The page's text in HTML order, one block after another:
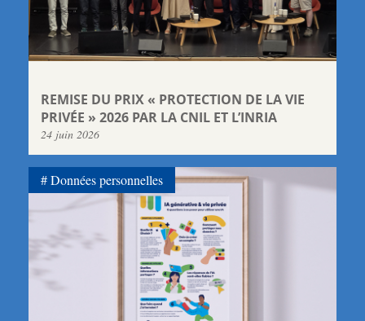
REMISE DU PRIX « PROTECTION DE LA VIE
PRIVÉE » 2026 PAR LA CNIL ET L’INRIA
24 juin 2026
Données personnelles